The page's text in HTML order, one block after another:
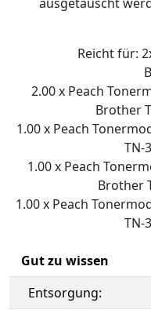
Reicht für:
2.00 x Peach
Brother
1.00 x Peach
TN-
1.00 x Peach
Brother
1.00 x Peach
TN-
Gut zu wissen
Entsorgung: